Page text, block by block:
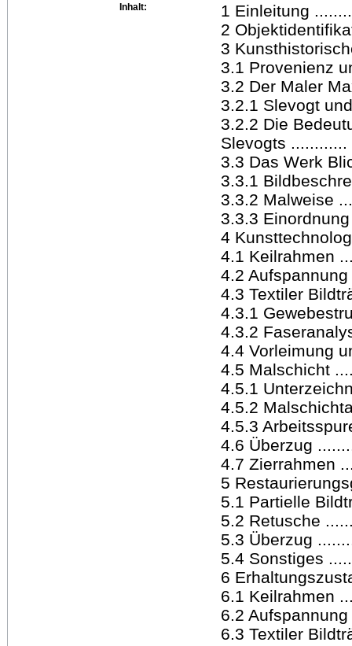
Inhalt:
1 Einleitung
2
3
3.1 Provenienz
3.2 Der Maler
3.2.1 Slevogt
3.2.2 Die
Slevogts
3.3 Das Werk
3.3.1
3.3.2 Malweise
3.3.3
4
4.1 Keilrahmen
4.2
4.3 Textiler
4.3.1
4.3.2
4.4 Vorleimung
4.5 Malschicht
4.5.1
4.5.2
4.5.3
4.6 Überzug
4.7 Zierrahmen
5
5.1 Partielle
5.2 Retusche
5.3 Überzug
5.4 Sonstiges
6
6.1 Keilrahmen
6.2
6.3 Textiler